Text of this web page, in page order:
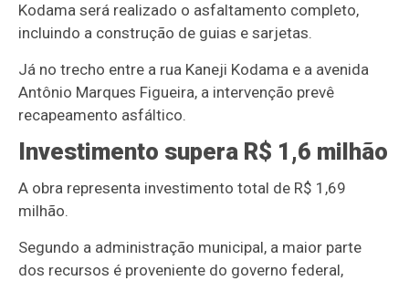
Kodama será realizado o asfaltamento completo,
incluindo a construção de guias e sarjetas.
Já no trecho entre a rua Kaneji Kodama e a avenida
Antônio Marques Figueira, a intervenção prevê
recapeamento asfáltico.
Investimento supera R$ 1,6 milhão
A obra representa investimento total de R$ 1,69
milhão.
Segundo a administração municipal, a maior parte
dos recursos é proveniente do governo federal,